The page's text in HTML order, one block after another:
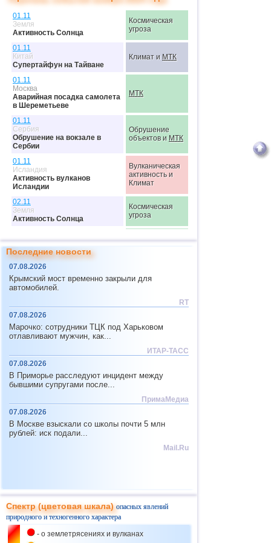
01.11
Земля
Активность Солнца
Космическая
угроза
01.11
Китай
Супертайфун на Тайване
Климат и МТК
01.11
Москва
Аварийная посадка самолета
в Шереметьеве
МТК
01.11
Сербия
Обрушение на вокзале в
Сербии
Обрушение
объектов и МТК
01.11
Исландия
Активность вулканов
Исландии
Вулканическая
активность и
Климат
02.11
Земля
Активность Солнца
Космическая
угроза
Индия
Сильнейший смог в Нью-
Дели
Экология, New
02.11
Уганда
Грозовая активность в
02.11
Канада
Аварийная посадка самолета
в Торонто
МТКи Климат
02.11
Самарская область
Взрыв газа в доме в Самаре
Эра газа,
Реформа ЖКХ
Кипр
Штормовая погода на Кипре
Блэкаут,
02.11
Саудовская Аравия
Активность Солнца
03.11
США
Крушение вертолета в
Луизиане
Последние новости
07.08.2026
Крымский мост временно закрыли для
автомобилей.
RT
07.08.2026
Марочко: сотрудники ТЦК под Харьковом
отлавливают мужчин, как...
ИТАР-ТАСС
07.08.2026
В Приморье расследуют инцидент между
бывшими супругами после...
ПримаМедиа
07.08.2026
В Москве взыскали со школы почти 5 млн
рублей: иск подали...
Mail.Ru
Спектр (цветовая шкала)опасных явлений
природного и техногенного характера
- о землетрясениях и вулканах